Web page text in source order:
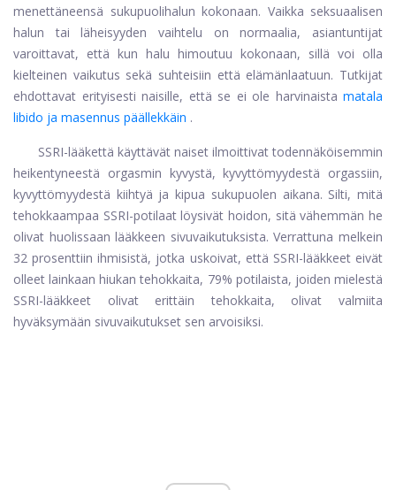
menettäneensä sukupuolihalun kokonaan. Vaikka seksuaalisen
halun tai läheisyyden vaihtelu on normaalia, asiantuntijat
varoittavat, että kun halu himoutuu kokonaan, sillä voi olla
kielteinen vaikutus sekä suhteisiin että elämänlaatuun. Tutkijat
ehdottavat erityisesti naisille, että se ei ole harvinaista matala
libido ja masennus päällekkäin .
SSRI-lääkettä käyttävät naiset ilmoittivat todennäköisemmin
heikentyneestä orgasmin kyvystä, kyvyttömyydestä orgassiin,
kyvyttömyydestä kiihtyä ja kipua sukupuolen aikana. Silti, mitä
tehokkaampaa SSRI-potilaat löysivät hoidon, sitä vähemmän he
olivat huolissaan lääkkeen sivuvaikutuksista. Verrattuna melkein
32 prosenttiin ihmisistä, jotka uskoivat, että SSRI-lääkkeet eivät
olleet lainkaan hiukan tehokkaita, 79% potilaista, joiden mielestä
SSRI-lääkkeet olivat erittäin tehokkaita, olivat valmiita
hyväksymään sivuvaikutukset sen arvoisiksi.